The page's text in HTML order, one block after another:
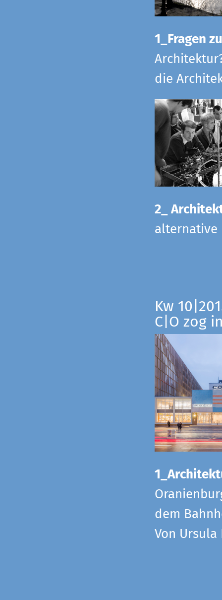
1_Fragen
die
2_
alternative
Kw
C|O zog
dem
Von Ursula